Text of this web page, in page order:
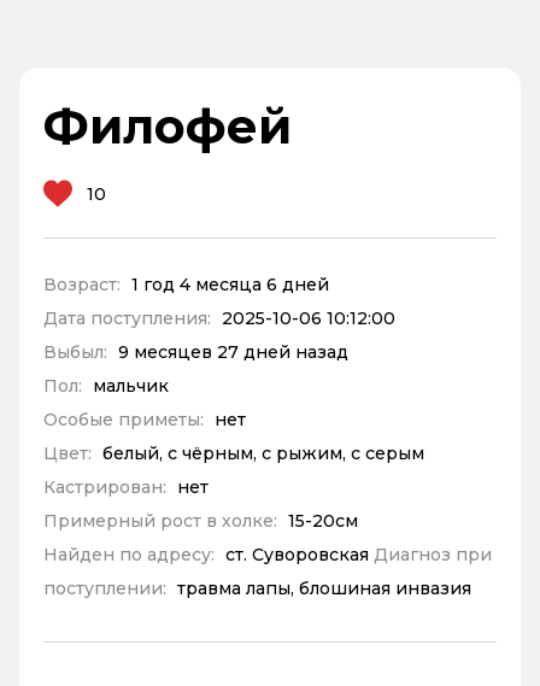
Филофей
10
Возраст: 1 год 4 месяца 6 дней
Дата поступления:
2025-10-06 10:12:00
Выбыл: 9 месяцев 27 дней назад
Пол:
мальчик
Особые приметы:
нет
Цвет: белый, с чёрным, с рыжим, с серым
Кастрирован:
нет
Примерный рост в холке: 15-20см
Найден по адресу: ст. Суворовская Диагноз при
поступлении: травма лапы, блошиная инвазия